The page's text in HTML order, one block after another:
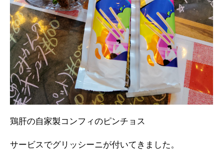
鶏肝の自家製コンフィのピンチョス
サービスでグリッシーニが付いてきました。